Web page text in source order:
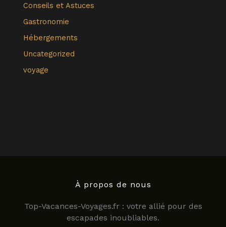
Conseils et Astuces
Gastronomie
Hébergements
Uncategorized
voyage
À propos de nous
Top-Vacances-Voyages.fr : votre allié pour des
escapades inoubliables.